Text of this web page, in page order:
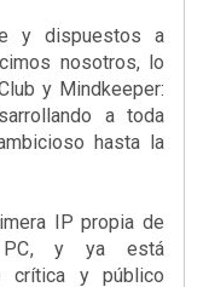
y dispuestos a
nosotros, lo
y Mindkeeper:
a toda
hasta la
IP propia de
PC, y ya está
crítica y público